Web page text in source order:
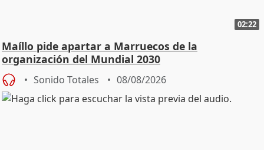
02:22
Maíllo pide apartar a Marruecos de la
organización del Mundial 2030
Sonido Totales 08/08/2026